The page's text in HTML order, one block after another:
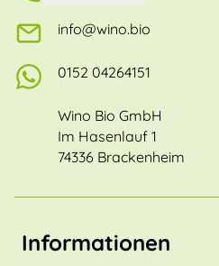
info@wino.bio
0152 04264151
Wino Bio GmbH
Im Hasenlauf 1
74336 Brackenheim
Informationen